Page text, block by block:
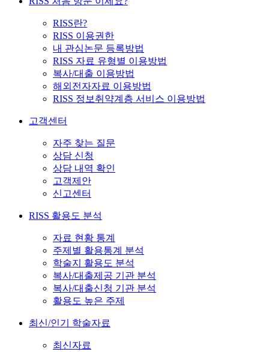
RISS란?
RISS 이용권한
내 관심논문 등록방법
RISS 자료 유형별 이용방법
복사/대출 이용방법
해외전자자료 이용방법
RISS 정보취약계층 서비스 이용방법
고객센터
자주 찾는 질문
상담 신청
상담 내역 확인
고객제안
신고센터
RISS 활용도 분석
자료 현황 통계
주제별 활용통계 분석
학술지 활용도 분석
복사/대출제공 기관 분석
복사/대출신청 기관 분석
활용도 높은 주제
최신/인기 학술자료
최신자료